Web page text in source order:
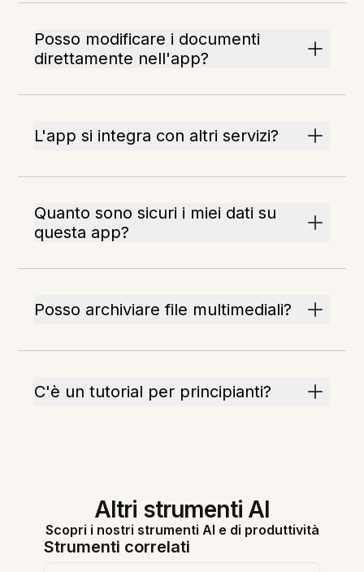
Posso modificare i documenti
direttamente nell'app?
L'app si integra con altri servizi?
Quanto sono sicuri i miei dati su
questa app?
Posso archiviare file multimediali?
C'è un tutorial per principianti?
Altri strumenti AI
Scopri i nostri strumenti AI e di produttività
Strumenti correlati